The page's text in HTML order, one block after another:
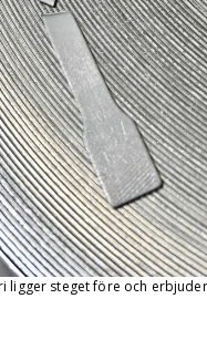
ligger steget före och